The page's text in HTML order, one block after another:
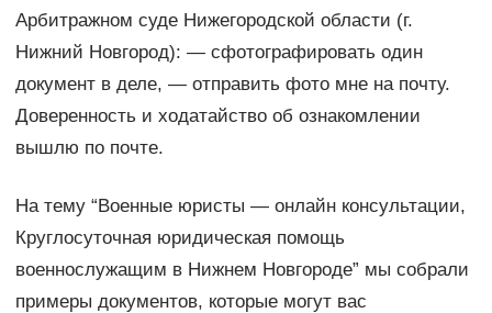
Арбитражном суде Нижегородской области (г.
Нижний Новгород): — сфотографировать один
документ в деле, — отправить фото мне на почту.
Доверенность и ходатайство об ознакомлении
вышлю по почте.
На тему “Военные юристы — онлайн консультации,
Круглосуточная юридическая помощь
военнослужащим в Нижнем Новгороде” мы собрали
примеры документов, которые могут вас